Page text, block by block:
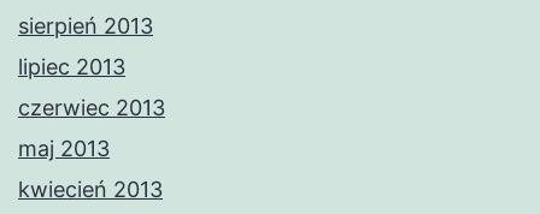
sierpień 2013
lipiec 2013
czerwiec 2013
maj 2013
kwiecień 2013